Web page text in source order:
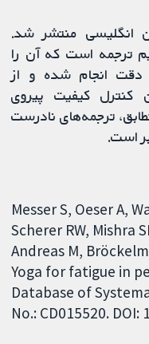
انگلیسی منتشر شد.
ترجمه است که آن را
دقت انجام شده و از
کنترل کیفیت پیروی
ترجمه‌های نادرست
است.
Messer S, Oeser A,
Scherer RW, Mishra
Andreas M,
Yoga for fatigue in
Database of
No.: CD015520.